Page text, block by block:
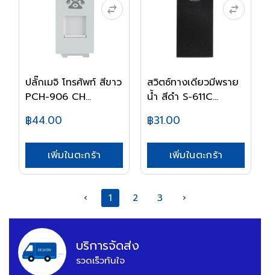
ปลั๊กเมจิ โทรศัพท์ สีขาว
PCH-906 CH...
฿44.00
เพิ่มในตะกร้า
สวิตซ์ทางเดียวมีพราย
น้ำ สีดำ S-611C...
฿31.00
เพิ่มในตะกร้า
‹ 1 2 3 ›
บริการจัดส่ง
รวดเร็วทันใจ